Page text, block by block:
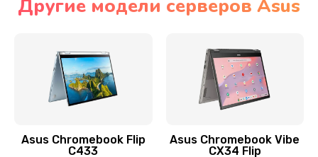
Замена кнопки Home (домой)
Другие модели серверов Asus
Asus Chromebook Flip
C433
Asus Chromebook Vibe
CX34 Flip